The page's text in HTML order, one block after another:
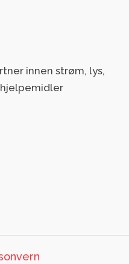
innen strøm, lys,